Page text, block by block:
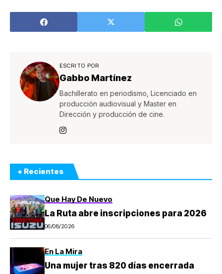
ESCRITO POR
Gabbo Martínez
Bachillerato en periodismo, Licenciado en
producción audiovisual y Master en
Dirección y producción de cine.
+ Recientes
Que Hay De Nuevo
La Ruta abre inscripciones para 2026
06/08/2026
En La Mira
Una mujer tras 820 días encerrada